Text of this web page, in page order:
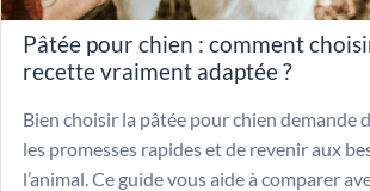
Pâtée pour chien : comment
recette vraiment adaptée ?
Bien choisir la pâtée pour chien demande
les promesses rapides et de revenir aux
l’animal. Ce guide vous aide à comparer